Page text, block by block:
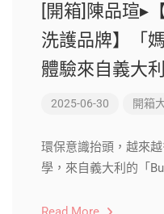
[開箱]陳品瑄▸
洗護品牌】「
體驗來自義大
2025-06-30 開箱
環保意識抬頭，越來
學，來自義大利的「